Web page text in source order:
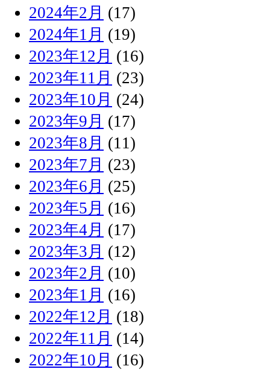
2024年2月 (17)
2024年1月 (19)
2023年12月 (16)
2023年11月 (23)
2023年10月 (24)
2023年9月 (17)
2023年8月 (11)
2023年7月 (23)
2023年6月 (25)
2023年5月 (16)
2023年4月 (17)
2023年3月 (12)
2023年2月 (10)
2023年1月 (16)
2022年12月 (18)
2022年11月 (14)
2022年10月 (16)